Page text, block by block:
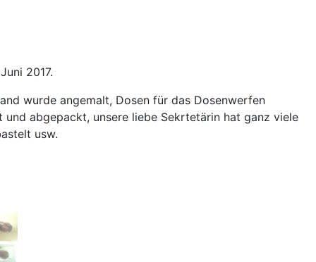
2017.
wurde angemalt, Dosen für das Dosenwerfen
abgepackt, unsere liebe Sekrtetärin hat ganz viele
usw.